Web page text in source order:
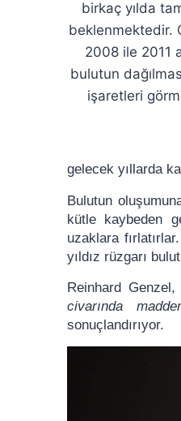
birkaç yılda
beklenmektedir.
2008 ile 2011
bulutun
işaretleri
gelecek yıllarda
Bulutun
kütle kaybeden
uzaklara
yıldız rüzgarı
Reinhard Genzel,
civarında
sonuçlandırıyor.